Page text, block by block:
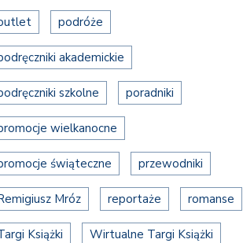
podróże
akademickie
szkolne poradniki
wielkanocne
świąteczne przewodniki
Mróz reportaże romanse
Książki Wirtualne Targi Książki